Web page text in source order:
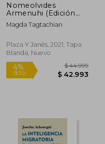
Nomeolvides
Armenuhi (Edición
actualizada)
Magda Tagtachian
Plaza Y Janés, 2021, Tapa
Blanda, Nuevo